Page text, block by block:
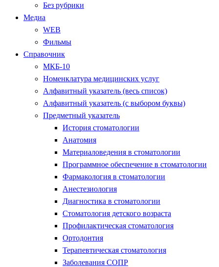
Без рубрики
Медиа
WEB
Фильмы
Справочник
МКБ-10
Номенклатура медицинских услуг
Алфавитный указатель (весь список)
Алфавитный указатель (с выбором буквы)
Предметный указатель
История стоматологии
Анатомия
Материаловедения в стоматологии
Программное обеспечение в стоматологии
Фармакология в стоматологии
Анестезиология
Диагностика в стоматологии
Стоматология детского возраста
Профилактическая стоматология
Ортодонтия
Терапевтическая стоматология
Заболевания СОПР